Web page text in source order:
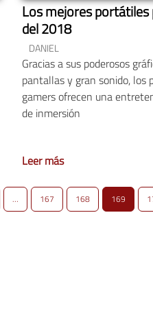
Los mejores portátiles
del 2018
DANIEL
Gracias a sus poderosos
pantallas y gran sonido, los
gamers ofrecen una
de inmersión
Leer más
… 167 168 169